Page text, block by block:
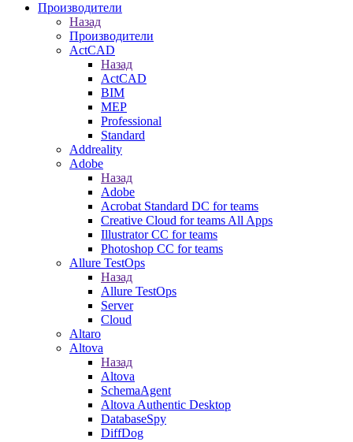
Производители
Назад
Производители
ActCAD
Назад
ActCAD
BIM
MEP
Professional
Standard
Addreality
Adobe
Назад
Adobe
Acrobat Standard DC for teams
Creative Cloud for teams All Apps
Illustrator CC for teams
Photoshop CC for teams
Allure TestOps
Назад
Allure TestOps
Server
Cloud
Altaro
Altova
Назад
Altova
SchemaAgent
Altova Authentic Desktop
DatabaseSpy
DiffDog